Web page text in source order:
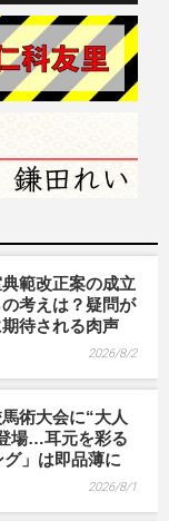
典範改正案の成立
考えは？疑問が
待される肉声
2026/8/2
術大会に“大人
場…耳元を彩る
グ」は即品薄に
2026/8/1